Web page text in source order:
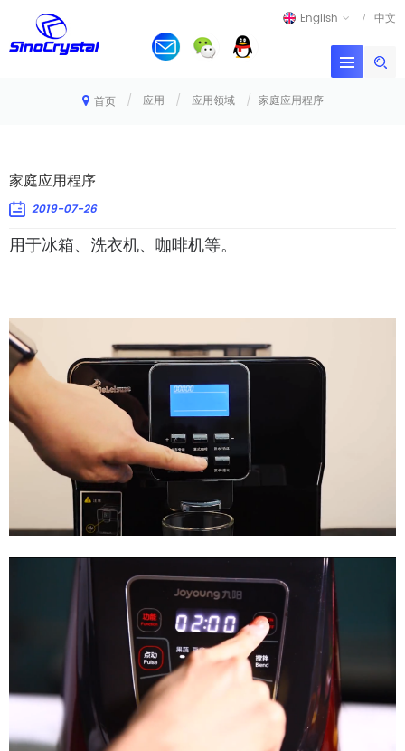
English 中文
首页 / 应用 / 应用领域 / 家庭应用程序
家庭应用程序
2019-07-26
用于冰箱、洗衣机、咖啡机等。